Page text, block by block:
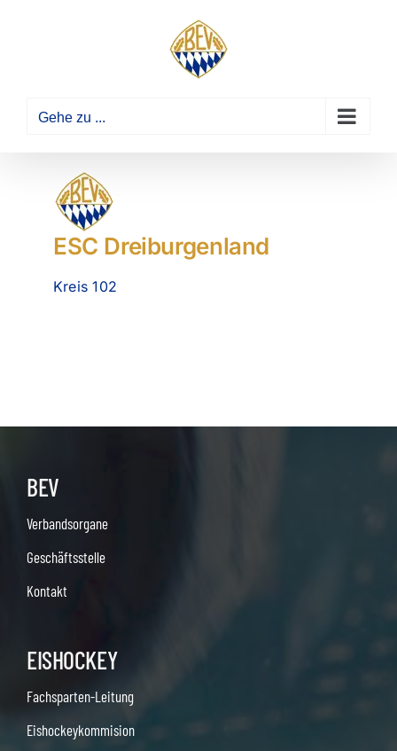
Gehe zu ...
ESC Dreiburgenland
Kreis 102
BEV
Verbandsorgane
Geschäftsstelle
Kontakt
EISHOCKEY
Fachsparten-Leitung
Eishockeykommision